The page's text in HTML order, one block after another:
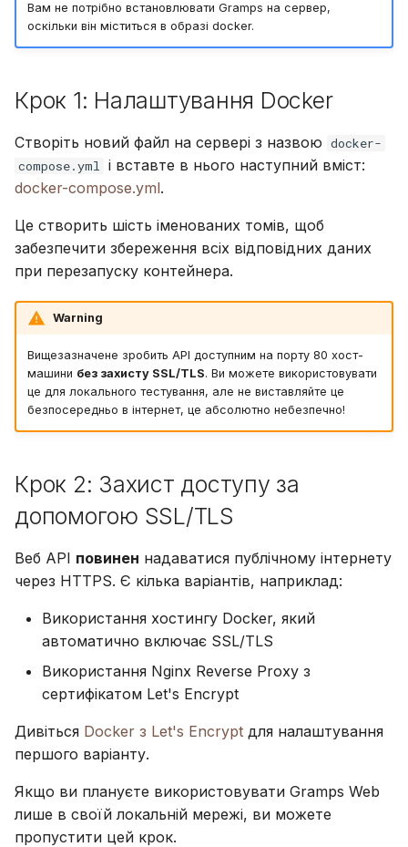
Обмеження
використання CPU та
Телеметрія
Посібник з оновлення
Gramps 5.2
Посібник з оновлення
Gramps 6.0
Вам не потрібно встановлювати Gramps на сервер,
оскільки він міститься в образі docker.
Крок 1: Налаштування Docker
Створіть новий файл на сервері з назвою docker-
compose.yml і вставте в нього наступний вміст:
docker-compose.yml.
Це створить шість іменованих томів, щоб
забезпечити збереження всіх відповідних даних
при перезапуску контейнера.
Warning
Вищезазначене зробить API доступним на порту 80 хост-
машини без захисту SSL/TLS. Ви можете використовувати
це для локального тестування, але не виставляйте це
безпосередньо в інтернет, це абсолютно небезпечно!
Крок 2: Захист доступу за
допомогою SSL/TLS
Веб API повинен надаватися публічному інтернету
через HTTPS. Є кілька варіантів, наприклад:
Використання хостингу Docker, який
автоматично включає SSL/TLS
Використання Nginx Reverse Proxy з
сертифікатом Let's Encrypt
Дивіться Docker з Let's Encrypt для налаштування
першого варіанту.
Якщо ви плануєте використовувати Gramps Web
лише в своїй локальній мережі, ви можете
пропустити цей крок.